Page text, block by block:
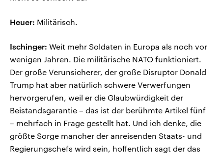
Heuer: Militärisch.
Ischinger: Weit mehr Soldaten in Europa als noch vor
wenigen Jahren. Die militärische NATO funktioniert.
Der große Verunsicherer, der große Disruptor Donald
Trump hat aber natürlich schwere Verwerfungen
hervorgerufen, weil er die Glaubwürdigkeit der
Beistandsgarantie – das ist der berühmte Artikel fünf
– mehrfach in Frage gestellt hat. Und ich denke, die
größte Sorge mancher der anreisenden Staats- und
Regierungschefs wird sein, hoffentlich sagt der das